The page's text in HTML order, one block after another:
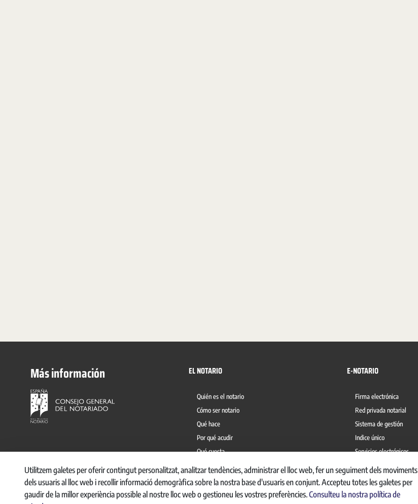
Más información EL NOTARIO
Quién es el notario
Cómo ser notario
Qué hace
Por qué acudir
Qué cuesta
Prevención del blanqueo de capitales
E-NOTARIO
Firma electrónica
Red privada notarial
Sistema de gestión
Indice único
Servicios electrónicos
Utilitzem galetes per oferir contingut personalitzat, analitzar tendències, administrar el lloc web, fer un seguiment dels moviments
dels usuaris al lloc web i recollir informació demogràfica sobre la nostra base d'usuaris en conjunt. Accepteu totes les galetes per
gaudir de la millor experiència possible al nostre lloc web o gestioneu les vostres preferències.Consulteu la nostra política de